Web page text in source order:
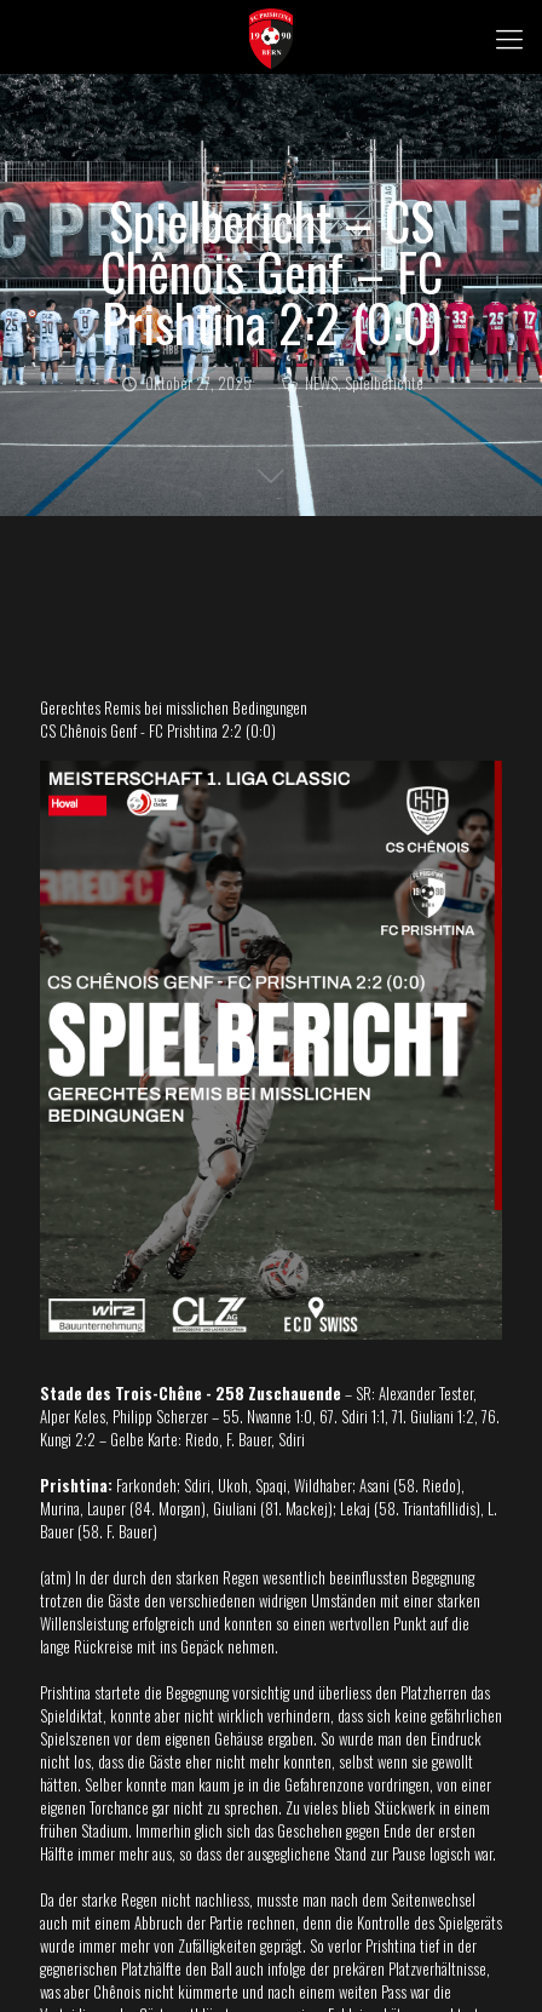
Spielbericht – CS
Chênois Genf – FC
Prishtina 2:2 (0:0)
Oktober 27, 2025 NEWS,Spielberichte
Gerechtes Remis bei misslichen Bedingungen
CS Chênois Genf - FC Prishtina 2:2 (0:0)
Stade des Trois-Chêne - 258 Zuschauende – SR: Alexander Tester,
Alper Keles, Philipp Scherzer – 55. Nwanne 1:0, 67. Sdiri 1:1, 71. Giuliani 1:2, 76.
Kungi 2:2 – Gelbe Karte: Riedo, F. Bauer, Sdiri
Prishtina: Farkondeh; Sdiri, Ukoh, Spaqi, Wildhaber; Asani (58. Riedo),
Murina, Lauper (84. Morgan), Giuliani (81. Mackej); Lekaj (58. Triantafillidis), L.
Bauer (58. F. Bauer)
(atm) In der durch den starken Regen wesentlich beeinflussten Begegnung
trotzen die Gäste den verschiedenen widrigen Umständen mit einer starken
Willensleistung erfolgreich und konnten so einen wertvollen Punkt auf die
lange Rückreise mit ins Gepäck nehmen.
Prishtina startete die Begegnung vorsichtig und überliess den Platzherren das
Spieldiktat, konnte aber nicht wirklich verhindern, dass sich keine gefährlichen
Spielszenen vor dem eigenen Gehäuse ergaben. So wurde man den Eindruck
nicht los, dass die Gäste eher nicht mehr konnten, selbst wenn sie gewollt
hätten. Selber konnte man kaum je in die Gefahrenzone vordringen, von einer
eigenen Torchance gar nicht zu sprechen. Zu vieles blieb Stückwerk in einem
frühen Stadium. Immerhin glich sich das Geschehen gegen Ende der ersten
Hälfte immer mehr aus, so dass der ausgeglichene Stand zur Pause logisch war.
Da der starke Regen nicht nachliess, musste man nach dem Seitenwechsel
auch mit einem Abbruch der Partie rechnen, denn die Kontrolle des Spielgeräts
wurde immer mehr von Zufälligkeiten geprägt. So verlor Prishtina tief in der
gegnerischen Platzhälfte den Ball auch infolge der prekären Platzverhältnisse,
was aber Chênois nicht kümmerte und nach einem weiten Pass war die